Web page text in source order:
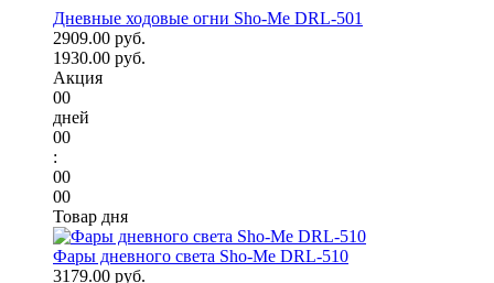
Дневные ходовые огни Sho-Me DRL-501
2909.00 руб.
1930.00 руб.
Акция
00
дней
00
:
00
00
Товар дня
Фары дневного света Sho-Me DRL-510
3179.00 руб.